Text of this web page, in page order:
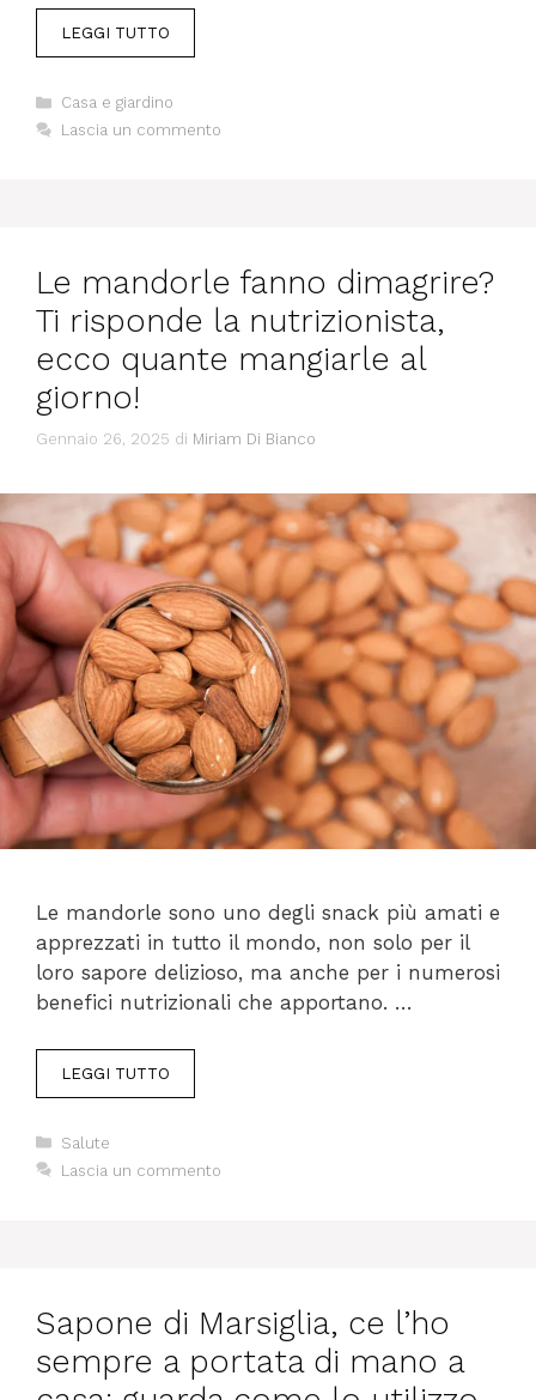
LEGGI TUTTO
Categorie
Casa e giardino
Lascia un commento
Le mandorle fanno dimagrire?
Ti risponde la nutrizionista,
ecco quante mangiarle al
giorno!
Gennaio 26, 2025 di Miriam Di Bianco
Le mandorle sono uno degli snack più amati e
apprezzati in tutto il mondo, non solo per il
loro sapore delizioso, ma anche per i numerosi
benefici nutrizionali che apportano. …
LEGGI TUTTO
Categorie
Salute
Lascia un commento
Sapone di Marsiglia, ce l’ho
sempre a portata di mano a